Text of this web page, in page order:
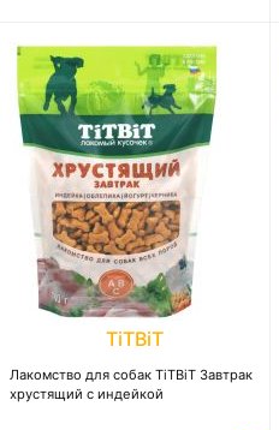
TiTBiT
Лакомство для собак TiTBiT Завтрак
хрустящий с индейкой